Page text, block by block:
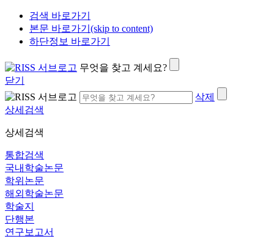
검색 바로가기
본문 바로가기(skip to content)
하단정보 바로가기
무엇을 찾고 계세요?
닫기
삭제
상세검색
상세검색
통합검색
국내학술논문
학위논문
해외학술논문
학술지
단행본
연구보고서